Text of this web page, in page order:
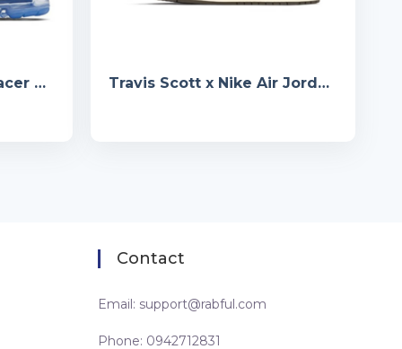
Nike Air Vapormax 2 Racer Blue Travis Scott x Nike Air Jordan 1 Retro High OG ‘Mocha’
Contact
Email: support@rabful.com
Phone: 0942712831